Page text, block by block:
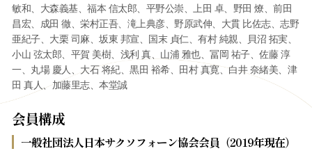
敏和、大森義基、福本 信太郎、平野公崇、上田 卓、野田 燎、前田
昌宏、成田 徹、栄村正吾、滝上典彦、野原武伸、大貫 比佐志、志野
亜紀子、大栗 司麻、坂東 邦宣、国末 貞仁、有村 純親、貝沼 拓実、
小山 弦太郎、平賀 美樹、浅利 真、山浦 雅也、冨岡 祐子、佐藤 淳
一、丸場 慶人、大石 将紀、黒田 裕希、田村 真寛、白井 奈緒美、津
田 真人、加藤里志、本堂誠
会員構成
一般社団法人日本サクソフォーン協会会員（2019年現在）